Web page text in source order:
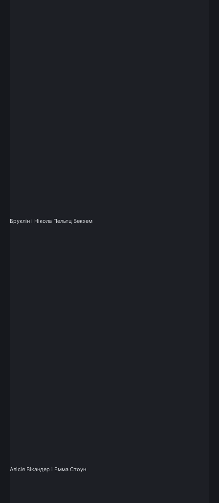
Бруклін і Нікола Пельтц Бекхем
Алісія Вікандер і Емма Стоун